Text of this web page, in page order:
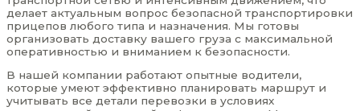
делает актуальным вопрос безопасной транспортировки
прицепов любого типа и назначения. Мы готовы
организовать доставку вашего груза с максимальной
оперативностью и вниманием к безопасности.
В нашей компании работают опытные водители,
которые умеют эффективно планировать маршрут и
учитывать все детали перевозки в условиях